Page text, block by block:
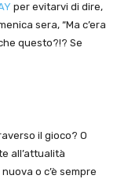
per evitarvi di dire,
sera, “Ma c’era
questo?!? Se
il gioco? O
all’attualità
o c’è sempre